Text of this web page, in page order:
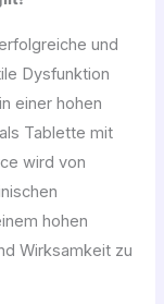
und
Dysfunktion
einer hohen
Tablette mit
wird von
hohen
Wirksamkeit zu